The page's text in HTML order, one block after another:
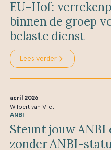
EU-Hof:
binnen de groep
belaste dienst
Lees verder
april 2026
Wilbert van Vliet
ANBI
Steunt jouw ANBI
zonder ANBI-